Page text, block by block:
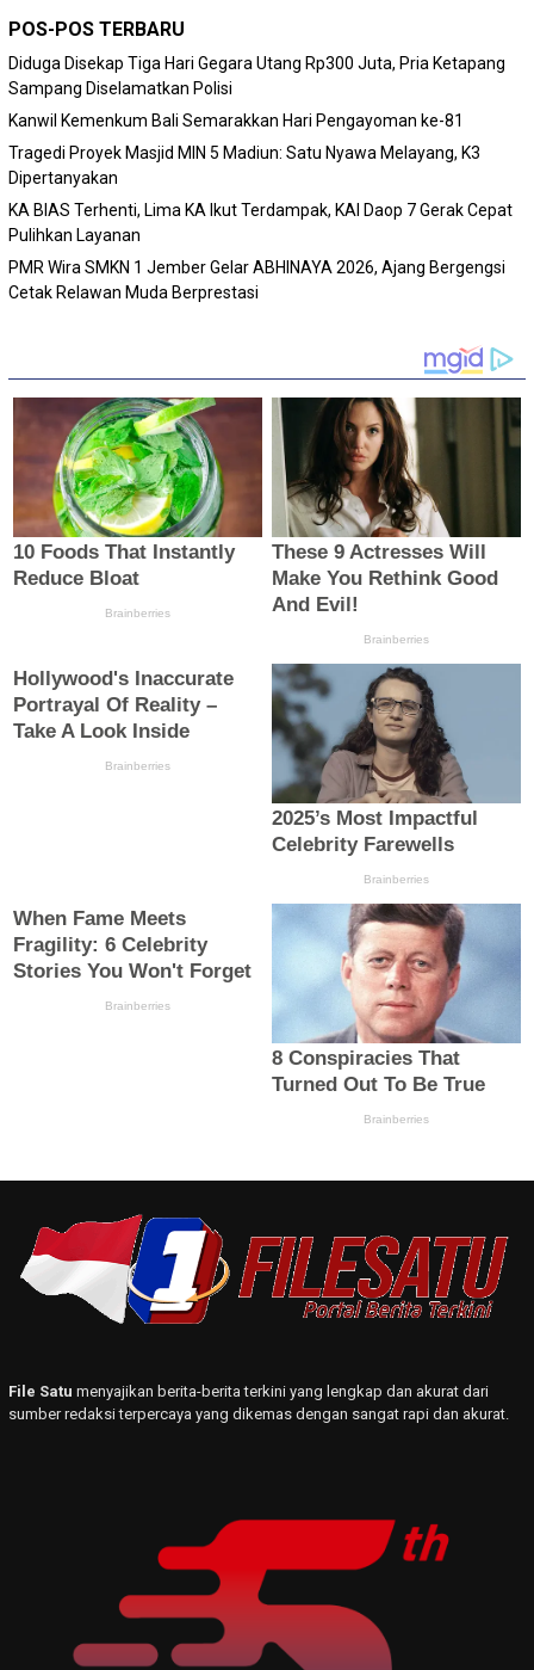
POS-POS TERBARU
Diduga Disekap Tiga Hari Gegara Utang Rp300 Juta, Pria Ketapang
Sampang Diselamatkan Polisi
Kanwil Kemenkum Bali Semarakkan Hari Pengayoman ke-81
Tragedi Proyek Masjid MIN 5 Madiun: Satu Nyawa Melayang, K3
Dipertanyakan
KA BIAS Terhenti, Lima KA Ikut Terdampak, KAI Daop 7 Gerak Cepat
Pulihkan Layanan
PMR Wira SMKN 1 Jember Gelar ABHINAYA 2026, Ajang Bergengsi
Cetak Relawan Muda Berprestasi
File Satu menyajikan berita-berita terkini yang lengkap dan akurat dari
sumber redaksi terpercaya yang dikemas dengan sangat rapi dan akurat.